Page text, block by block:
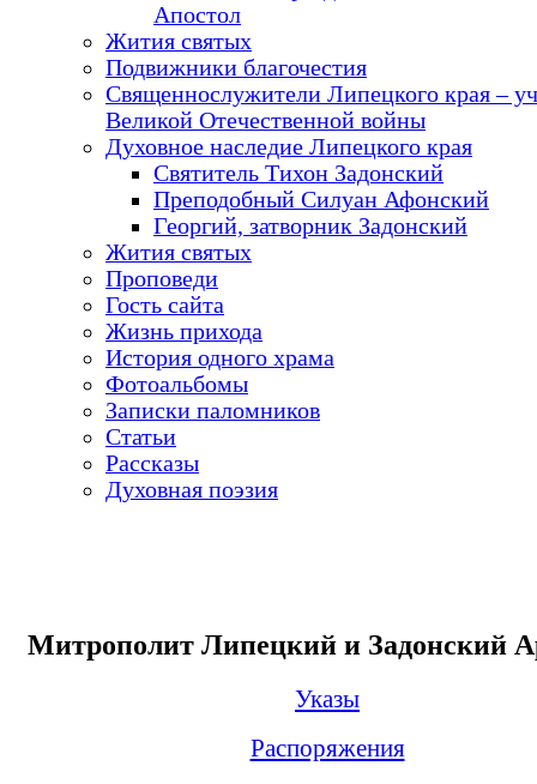
Апостол
Жития святых
Подвижники благочестия
Священнослужители Липецкого края –
Великой Отечественной войны
Духовное наследие Липецкого края
Святитель Тихон Задонский
Преподобный Силуан Афонский
Георгий, затворник Задонский
Жития святых
Проповеди
Гость сайта
Жизнь прихода
История одного храма
Фотоальбомы
Записки паломников
Статьи
Рассказы
Духовная поэзия
Митрополит Липецкий и Задонский
Указы
Распоряжения